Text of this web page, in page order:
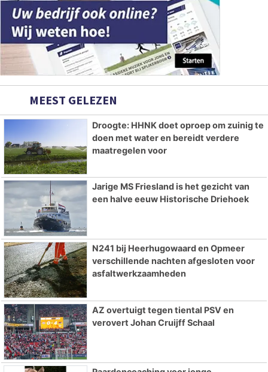
MEEST GELEZEN
Droogte: HHNK doet oproep om zuinig te
doen met water en bereidt verdere
maatregelen voor
Jarige MS Friesland is het gezicht van
een halve eeuw Historische Driehoek
N241 bij Heerhugowaard en Opmeer
verschillende nachten afgesloten voor
asfaltwerkzaamheden
AZ overtuigt tegen tiental PSV en
verovert Johan Cruijff Schaal